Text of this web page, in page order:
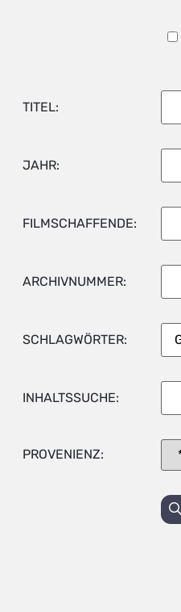
TITEL:
JAHR:
FILMSCHAFFENDE:
ARCHIVNUMMER:
SCHLAGWÖRTER:
INHALTSSUCHE:
PROVENIENZ: